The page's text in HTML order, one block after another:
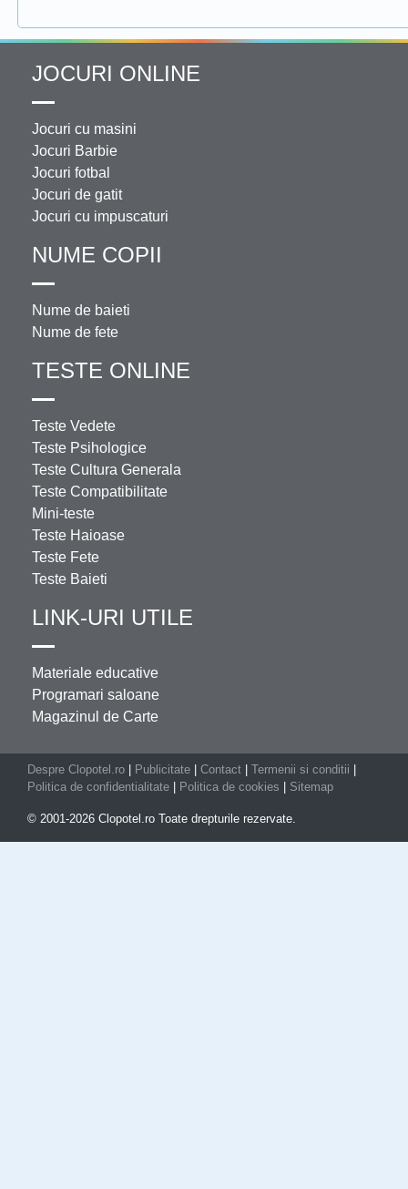
JOCURI ONLINE
Jocuri cu masini
Jocuri Barbie
Jocuri fotbal
Jocuri de gatit
Jocuri cu impuscaturi
NUME COPII
Nume de baieti
Nume de fete
TESTE ONLINE
Teste Vedete
Teste Psihologice
Teste Cultura Generala
Teste Compatibilitate
Mini-teste
Teste Haioase
Teste Fete
Teste Baieti
LINK-URI UTILE
Materiale educative
Programari saloane
Magazinul de Carte
Despre Clopotel.ro Publicitate Contact Termenii si conditii
Politica de confidentialitate
Politica de cookies Sitemap
© 2001-2026 Clopotel.ro Toate drepturile rezervate.